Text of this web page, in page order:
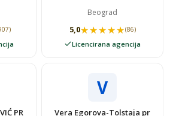
Beograd
5,0★★★★★
★★★★★(86)
Licencirana agencija
PR
V
Vera Egorova-Tolstaja pr